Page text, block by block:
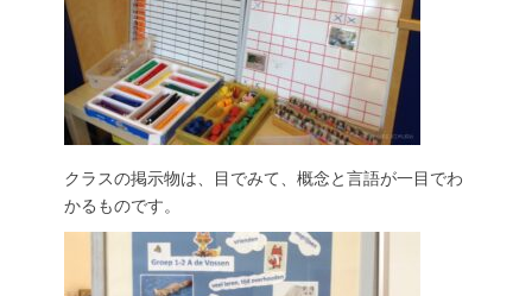
クラスの掲示物は、目でみて、概念と言語が一目でわ
かるものです。